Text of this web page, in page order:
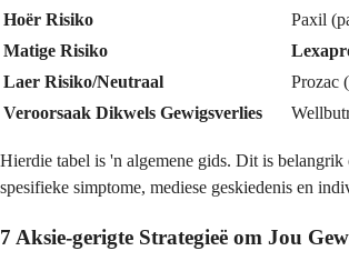
Hoër Risiko
Paxil
Matige Risiko
Laer Risiko/Neutraal
Prozac
Veroorsaak Dikwels Gewigsverlies
Hierdie tabel is 'n algemene gids. Dit is
spesifieke simptome, mediese geskiedenis en
7 Aksie-gerigte Strategieë om Jou